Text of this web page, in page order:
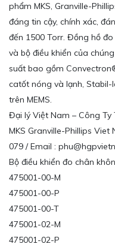
phẩm MKS, Granville-
đáng tin cậy, chính xác,
đến 1500 Torr. Đồng hồ
và bộ điều khiển của
suất bao gồm
catốt nóng và lạnh,
trên MEMS.
Đại lý Việt Nam – Công Ty
MKS Granville-Phillips
079 / Email :
Bộ điều khiển đo chân
475001-00-M
475001-00-P
475001-00-T
475001-02-M
475001-02-P